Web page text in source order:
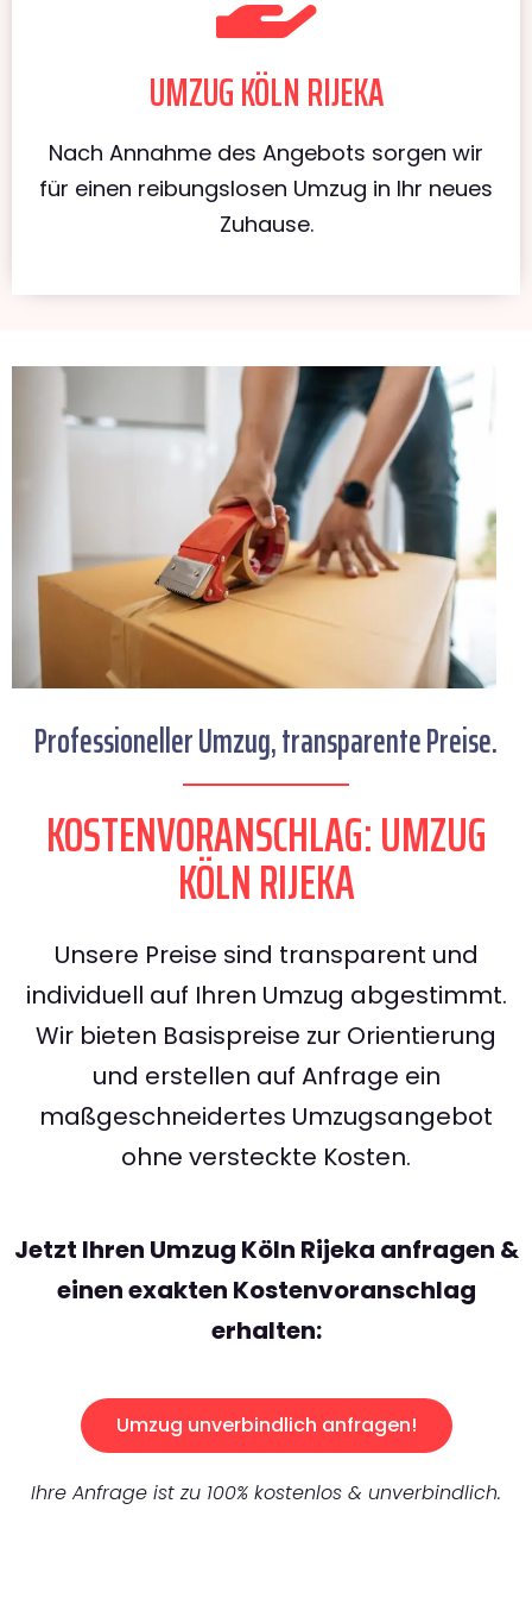
UMZUG KÖLN RIJEKA
Nach Annahme des Angebots sorgen wir
für einen reibungslosen Umzug in Ihr neues
Zuhause.
Professioneller Umzug, transparente Preise.
KOSTENVORANSCHLAG: UMZUG
KÖLN RIJEKA
Unsere Preise sind transparent und
individuell auf Ihren Umzug abgestimmt.
Wir bieten Basispreise zur Orientierung
und erstellen auf Anfrage ein
maßgeschneidertes Umzugsangebot
ohne versteckte Kosten.
Jetzt Ihren Umzug Köln Rijeka anfragen &
einen exakten Kostenvoranschlag
erhalten:
Umzug unverbindlich anfragen!
Ihre Anfrage ist zu 100% kostenlos & unverbindlich.